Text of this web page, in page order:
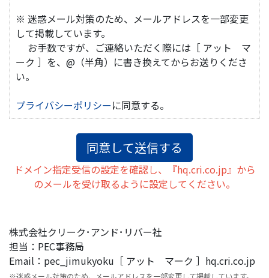
※ 迷惑メール対策のため、メールアドレスを一部変更
して掲載しています。
お手数ですが、ご連絡いただく際には［ アット マ
ーク ］を、@（半角）に書き換えてからお送りくださ
い。
プライバシーポリシーに同意する。
ドメイン指定受信の設定を確認し、『hq.cri.co.jp』から
のメールを受け取るように設定してください。
株式会社クリーク･アンド･リバー社
担当：PEC事務局
Email：pec_jimukyoku［ アット マーク ］hq.cri.co.jp